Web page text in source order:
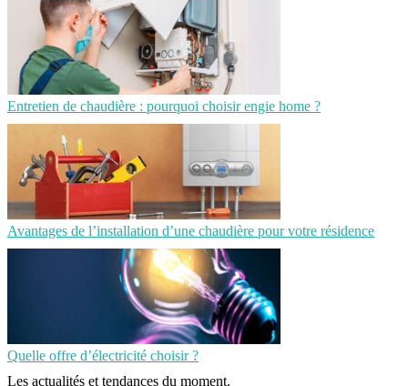
Entretien de chaudière : pourquoi choisir engie home ?
Avantages de l’installation d’une chaudière pour votre résidence
Quelle offre d’électricité choisir ?
Les actualités et tendances du moment.